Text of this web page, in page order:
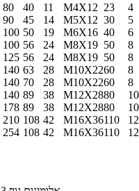
80 40 11 M4X12 23
4
90 45 14 M5X12 30
5
100 50 19 M6X16 40
6
100 56 24 M8X19 50
8
125 56 24 M8X19 50
8
140 63 28 M10X2260
8
140 70 28 M10X2260
8
140 89 38 M12X2880
10
178 89 38 M12X2880
10
210 108 42 M16X36110
12
254 108 42 M16X36110 12